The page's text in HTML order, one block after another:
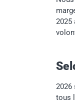
2025
2026
tous